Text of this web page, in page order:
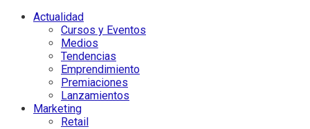
Actualidad
Cursos y Eventos
Medios
Tendencias
Emprendimiento
Premiaciones
Lanzamientos
Marketing
Retail